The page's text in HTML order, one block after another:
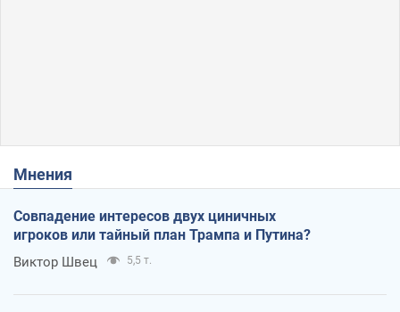
Мнения
Совпадение интересов двух циничных
игроков или тайный план Трампа и Путина?
Виктор Швец 5,5 т.